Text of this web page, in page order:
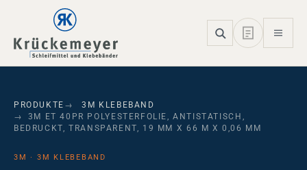
Skip to main navigation
Skip to main content
Skip to page footer
PRODUKTE
3M KLEBEBAND
3M ET 40PR POLYESTERFOLIE, ANTISTATISCH,
BEDRUCKT, TRANSPARENT, 19 MM X 66 M X 0,06 MM
3M · 3M KLEBEBAND